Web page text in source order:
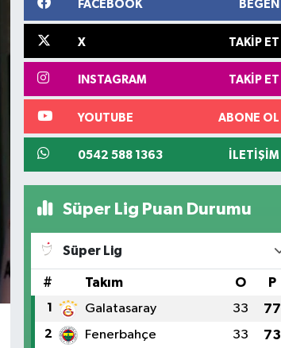
FACEBOOK BEĞEN
X TAKIP ET
INSTAGRAM TAKIP ET
YOUTUBE ABONE OL
0542 588 1363 İLETIŞIM
Süper Lig Puan Durumu
Süper Lig
# Takım O P
1 Galatasaray 33 77
2 Fenerbahçe 33 73